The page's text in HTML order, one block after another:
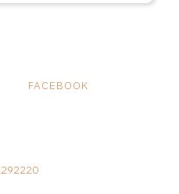
FACEBOOK